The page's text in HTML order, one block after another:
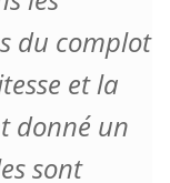
du complot
et la
donné un
sont